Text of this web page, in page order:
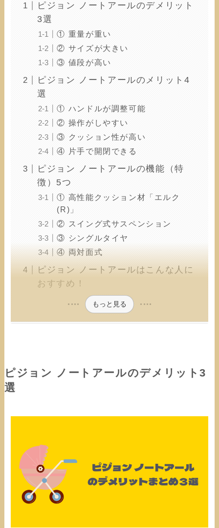
ピジョン ノートアールのデメリット
3選
① 重量が重い
② サイズが大きい
③ 値段が高い
ピジョン ノートアールのメリット4
選
① ハンドルが調整可能
② 操作がしやすい
③ クッション性が高い
④ 片手で開閉できる
ピジョン ノートアールの機能（特
徴）5つ
① 高性能クッション材「エルク
(R)」
② スイング式サスペンション
③ シングルタイヤ
④ 両対面式
ピジョン ノートアールはこんな人に
おすすめ！
もっと見る
ピジョン ノートアールのデメリット3
選